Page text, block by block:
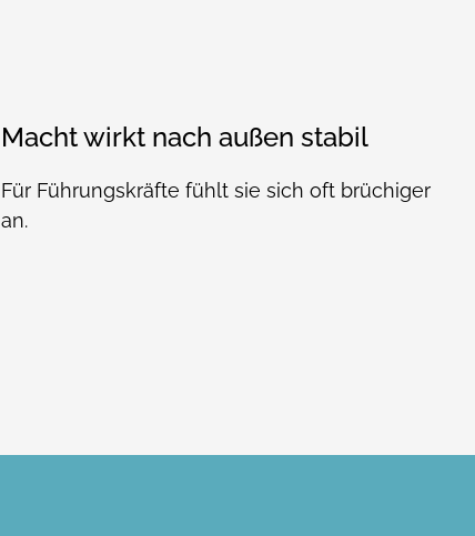
Macht wirkt nach außen stabil
Für Führungskräfte fühlt sie sich oft brüchiger
an.